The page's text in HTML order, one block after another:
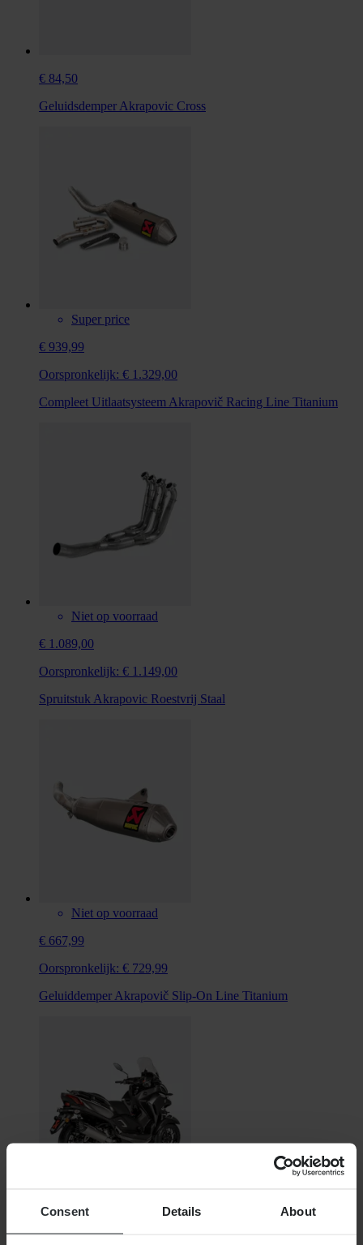
Consent Details About
€ 84,50
Geluidsdemper Akrapovic Cross
Super price
€ 939,99
Oorspronkelijk: € 1.329,00
Compleet Uitlaatsysteem Akrapovič Racing Line Titanium
Niet op voorraad
€ 1.089,00
Oorspronkelijk: € 1.149,00
Spruitstuk Akrapovic Roestvrij Staal
Niet op voorraad
€ 667,99
Oorspronkelijk: € 729,99
Geluiddemper Akrapovič Slip-On Line Titanium
Niet op voorraad
€ 634,99